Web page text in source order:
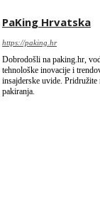
PaKing Hrvatska
https://paking.hr
Dobrodošli na paking.hr,
tehnološke inovacije i
insajderske uvide.
pakiranja.